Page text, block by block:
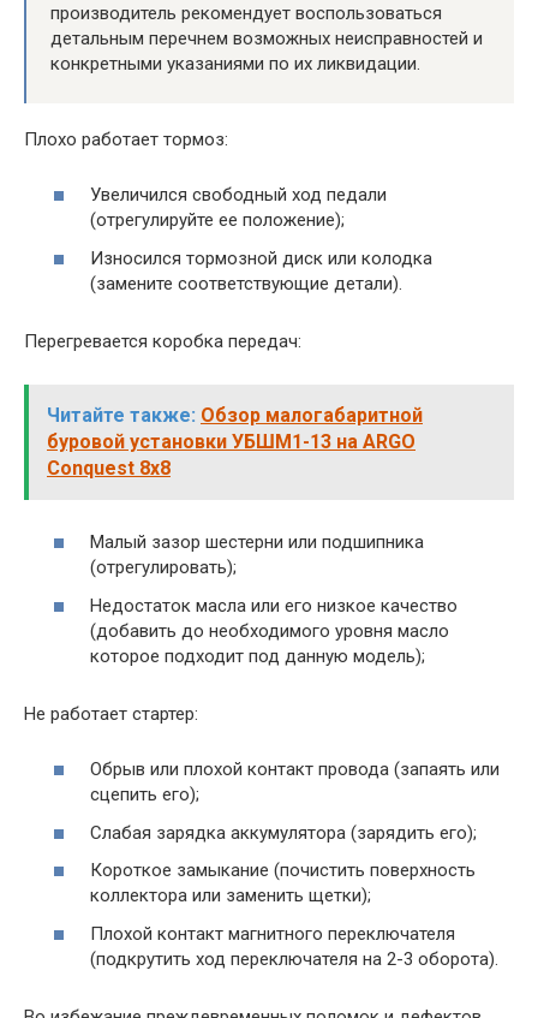
производитель рекомендует воспользоваться
детальным перечнем возможных неисправностей и
конкретными указаниями по их ликвидации.
Плохо работает тормоз:
Увеличился свободный ход педали
(отрегулируйте ее положение);
Износился тормозной диск или колодка
(замените соответствующие детали).
Перегревается коробка передач:
Читайте также: Обзор малогабаритной
буровой установки УБШМ1-13 на ARGO
Conquest 8x8
Малый зазор шестерни или подшипника
(отрегулировать);
Недостаток масла или его низкое качество
(добавить до необходимого уровня масло
которое подходит под данную модель);
Не работает стартер:
Обрыв или плохой контакт провода (запаять или
сцепить его);
Слабая зарядка аккумулятора (зарядить его);
Короткое замыкание (почистить поверхность
коллектора или заменить щетки);
Плохой контакт магнитного переключателя
(подкрутить ход переключателя на 2-3 оборота).